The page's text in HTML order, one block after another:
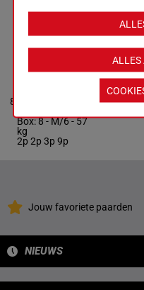
6p 8p 9p 9p 12p
8
Lautaro
Box: 8 -M/6 -57
kg
2p 2p 3p 9p
M/657 kg
Jouw favoriete paarden
NIEUWS
ALLES